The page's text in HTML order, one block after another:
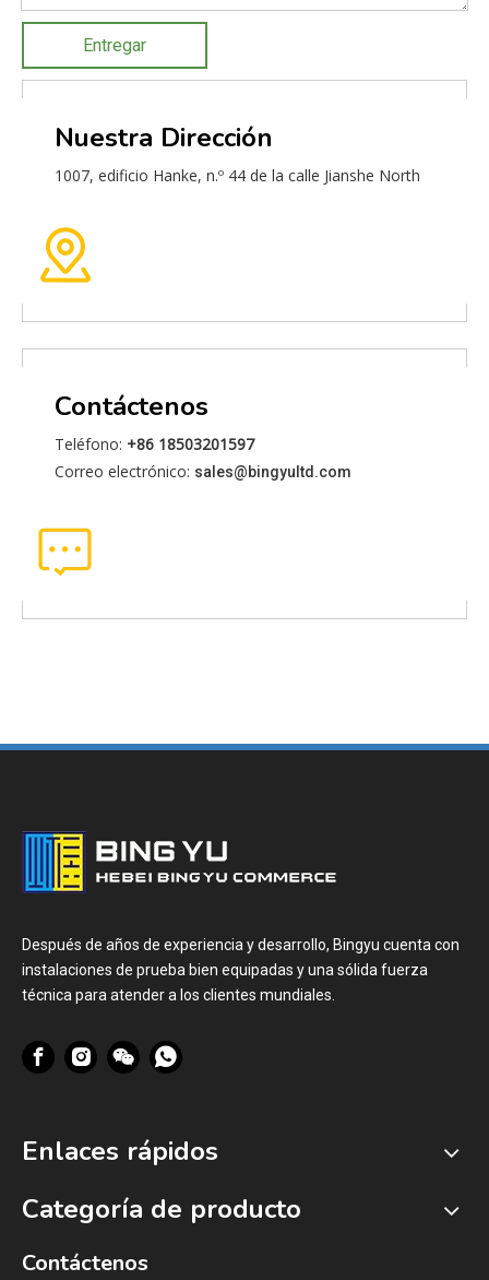
Entregar
Nuestra Dirección
1007, edificio Hanke, n.º 44 de la calle Jianshe North
Contáctenos
Teléfono: +86 18503201597
Correo electrónico: sales@bingyultd.com
Después de años de experiencia y desarrollo, Bingyu cuenta con
instalaciones de prueba bien equipadas y una sólida fuerza
técnica para atender a los clientes mundiales.
Enlaces rápidos
Categoría de producto
Contáctenos